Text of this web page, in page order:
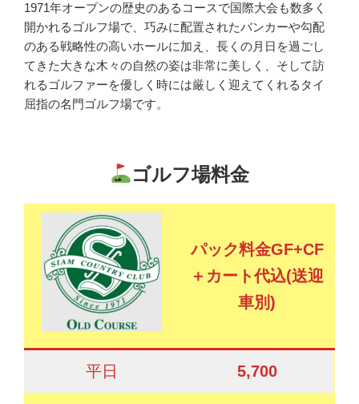
1971年オープンの歴史のあるコースで国際大会も数多く
開かれるゴルフ場で、巧みに配置されたバンカーや勾配
のある戦略性の高いホールに加え、長くの月日を過ごし
てきた大きな木々の自然の姿は非常に美しく、そして訪
れるゴルファーを優しく時には厳しく迎えてくれるタイ
屈指の名門ゴルフ場です。
ゴルフ場料金
パック料金GF+CF
＋カート代込(送迎
車別)
平日 5,700